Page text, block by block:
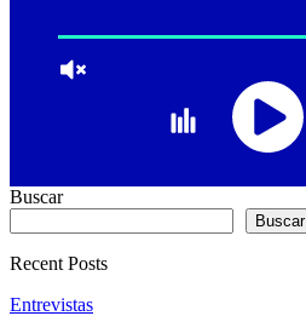
Buscar
Buscar
Recent Posts
Entrevistas